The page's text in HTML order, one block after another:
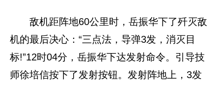
敌机距阵地60公里时，岳振华下了歼灭敌
机的最后决心：“三点法，导弹3发，消灭目
标!”12时04分，岳振华下达发射命令。引导技
师徐培信按下了发射按钮。发射阵地上，3发